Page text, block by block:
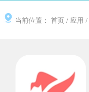
当前位置： 首页 / 应用 /